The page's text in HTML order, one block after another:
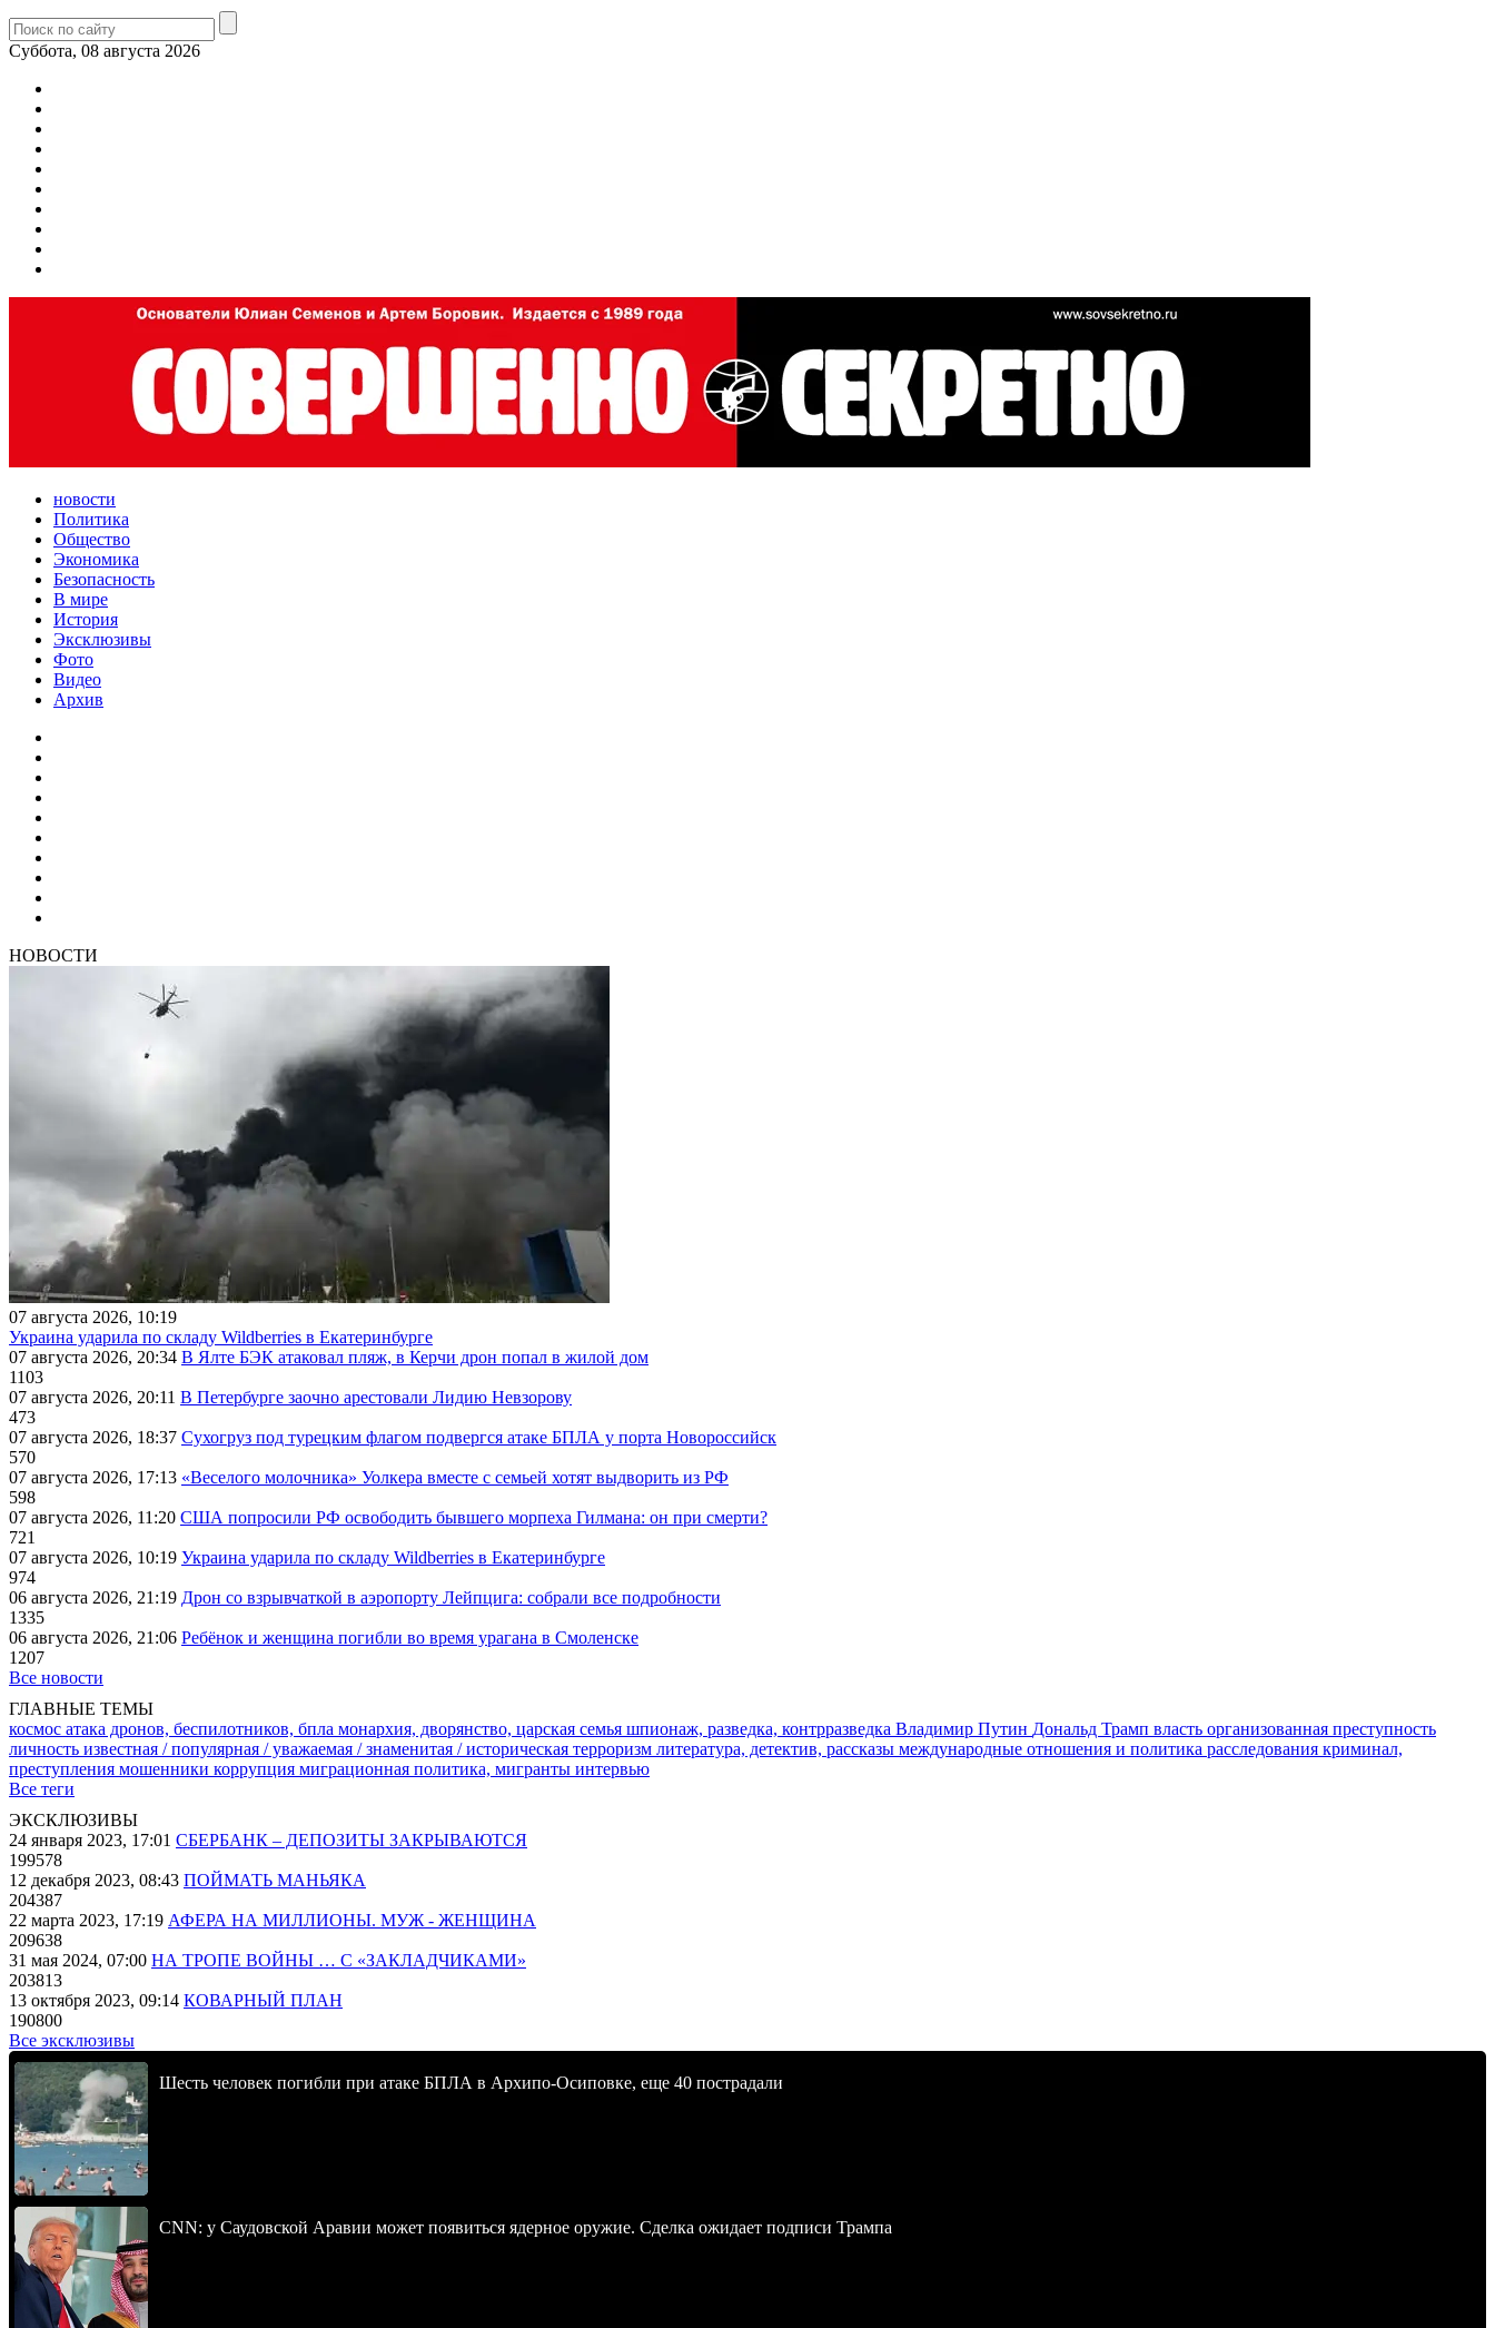
Суббота, 08 августа 2026
новости
Политика
Общество
Экономика
Безопасность
В мире
История
Эксклюзивы
Фото
Видео
Архив
НОВОСТИ
07 августа 2026, 10:19
Украина ударила по складу Wildberries в Екатеринбурге
07 августа 2026, 20:34 В Ялте БЭК атаковал пляж, в Керчи дрон попал в жилой дом
1103
07 августа 2026, 20:11 В Петербурге заочно арестовали Лидию Невзорову
473
07 августа 2026, 18:37 Сухогруз под турецким флагом подвергся атаке БПЛА у порта Новороссийск
570
07 августа 2026, 17:13 «Веселого молочника» Уолкера вместе с семьей хотят выдворить из РФ
598
07 августа 2026, 11:20 США попросили РФ освободить бывшего морпеха Гилмана: он при смерти?
721
07 августа 2026, 10:19 Украина ударила по складу Wildberries в Екатеринбурге
974
06 августа 2026, 21:19 Дрон со взрывчаткой в аэропорту Лейпцига: собрали все подробности
1335
06 августа 2026, 21:06 Ребёнок и женщина погибли во время урагана в Смоленске
1207
Все новости
ГЛАВНЫЕ ТЕМЫ
космос атака дронов, беспилотников, бпла монархия, дворянство, царская семья шпионаж, разведка, контрразведка Владимир Путин Дональд Трамп власть организованная преступность
личность известная / популярная / уважаемая / знаменитая / историческая терроризм литература, детектив, рассказы международные отношения и политика расследования криминал,
преступления мошенники коррупция миграционная политика, мигранты интервью
Все теги
ЭКСКЛЮЗИВЫ
24 января 2023, 17:01 СБЕРБАНК – ДЕПОЗИТЫ ЗАКРЫВАЮТСЯ
199578
12 декабря 2023, 08:43 ПОЙМАТЬ МАНЬЯКА
204387
22 марта 2023, 17:19 АФЕРА НА МИЛЛИОНЫ. МУЖ - ЖЕНЩИНА
209638
31 мая 2024, 07:00 НА ТРОПЕ ВОЙНЫ … С «ЗАКЛАДЧИКАМИ»
203813
13 октября 2023, 09:14 КОВАРНЫЙ ПЛАН
190800
Все эксклюзивы
Шесть человек погибли при атаке БПЛА в Архипо-Осиповке, еще 40 пострадали
CNN: у Саудовской Аравии может появиться ядерное оружие. Сделка ожидает подписи Трампа